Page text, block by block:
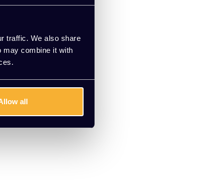
traffic. We also share
may combine it with
all